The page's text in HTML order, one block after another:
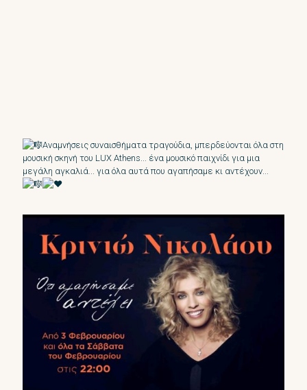
Αναμνήσεις συναισθήματα τραγούδια, μπερδεύονται όλα στη
μουσική σκηνή του LUX Athens... ένα μουσικό παιχνίδι για μια
μεγάλη αγκαλιά... για όλα αυτά που αγαπήσαμε κι αντέχουν...